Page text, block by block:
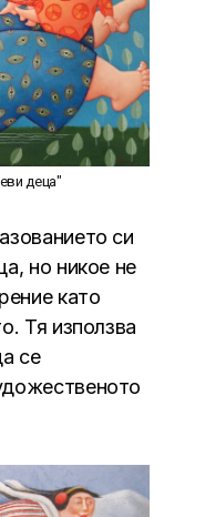
деца"
си
но никое не
като
Тя използва
се